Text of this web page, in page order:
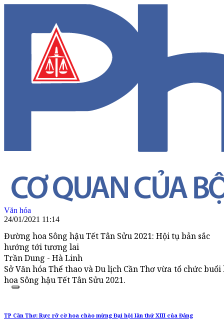
Văn hóa
24/01/2021 11:14
Đường hoa Sông hậu Tết Tân Sửu 2021: Hội tụ bản sắc
hướng tới tương lai
Trần Dung - Hà Linh
Sở Văn hóa Thể thao và Du lịch Cần Thơ vừa tổ chức
hoa Sông hậu Tết Tân Sửu 2021.
TP Cần Thơ: Rực rỡ cờ hoa chào mừng Đại hội lần thứ XIII của Đảng